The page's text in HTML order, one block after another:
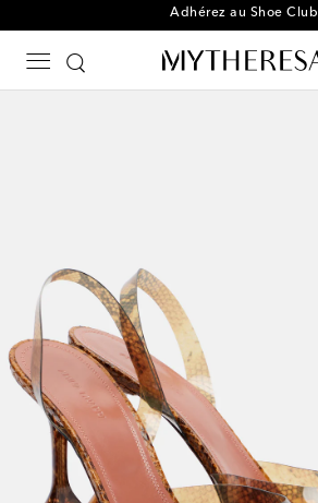
Adhérez au Shoe Club